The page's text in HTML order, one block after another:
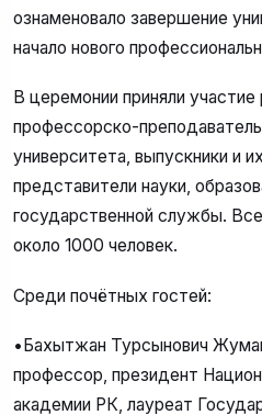
ознаменовало завершение
начало нового
В церемонии приняли
профессорско-
университета, выпускники и
представители науки,
государственной службы.
около 1000 человек.
Среди почётных гостей:
•Бахытжан Турсынович
профессор, президент
академии РК, лауреат